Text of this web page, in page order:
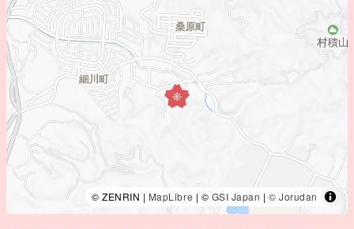
© ZENRIN | MapLibre | © GSI Japan |© Jorudan